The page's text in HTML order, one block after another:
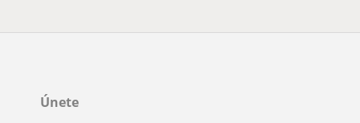
Únete